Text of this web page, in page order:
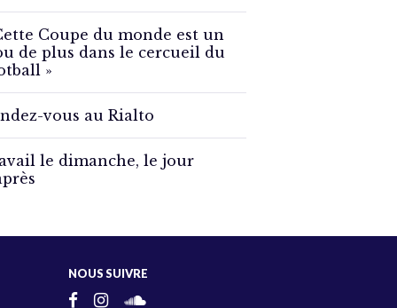
Coupe du monde est un
de plus dans le cercueil du
»
vous au Rialto
le dimanche, le jour
NOUS SUIVRE